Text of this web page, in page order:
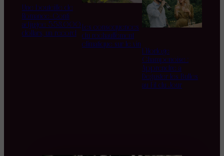
Une bouteille de
Romanée-Conti
adjugée 558.000
dollars, un record
Les conséquences
du réchauffement
climatique sur le vin
L’Horloge
Champenoise :
Apprendre à
Déguster les Bulles
au Fil du Jour